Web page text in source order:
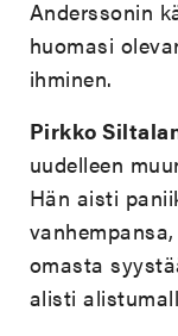
Anderssonin
huomasi
ihminen.
Pirkko
uudelleen
Hän aisti
omasta
alisti